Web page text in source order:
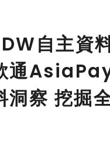
自主資
通
洞察 挖掘